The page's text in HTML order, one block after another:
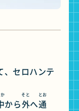
、セロハンテ
から外
そと
へ通
とお